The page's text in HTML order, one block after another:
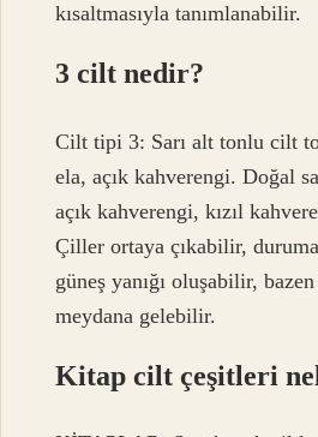
kısaltmasıyla tanımlanabilir.
3 cilt nedir?
Cilt tipi 3: Sarı alt tonlu cilt
ela, açık kahverengi. Doğal
açık kahverengi, kızıl
Çiller ortaya çıkabilir,
güneş yanığı oluşabilir,
meydana gelebilir.
Kitap cilt çeşitleri